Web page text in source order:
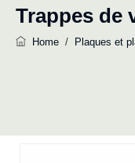
Trappes de
Home / Plaques et